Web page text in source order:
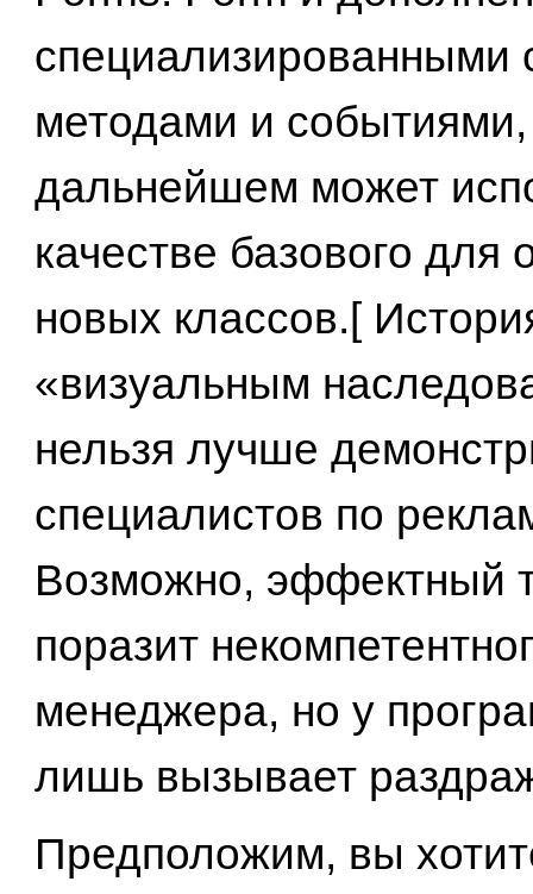
специализированными
методами и
дальнейшем может
качестве базового для
новых классов.[
«визуальным
нельзя лучше
специалистов по
Возможно, эффектный
поразит
менеджера, но у
лишь вызывает
Предположим, вы